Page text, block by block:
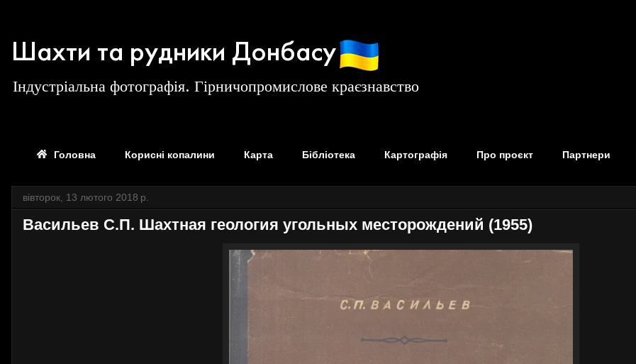
Шахти та рудники Донбасу
Індустріальна фотографія. Гірничопромислове краєзнавство
Головна Корисні копалини Карта Бібліотека Картографія Про проєкт Партнери
вівторок, 13 лютого 2018 р.
Васильев С.П. Шахтная геология угольных месторождений (1955)